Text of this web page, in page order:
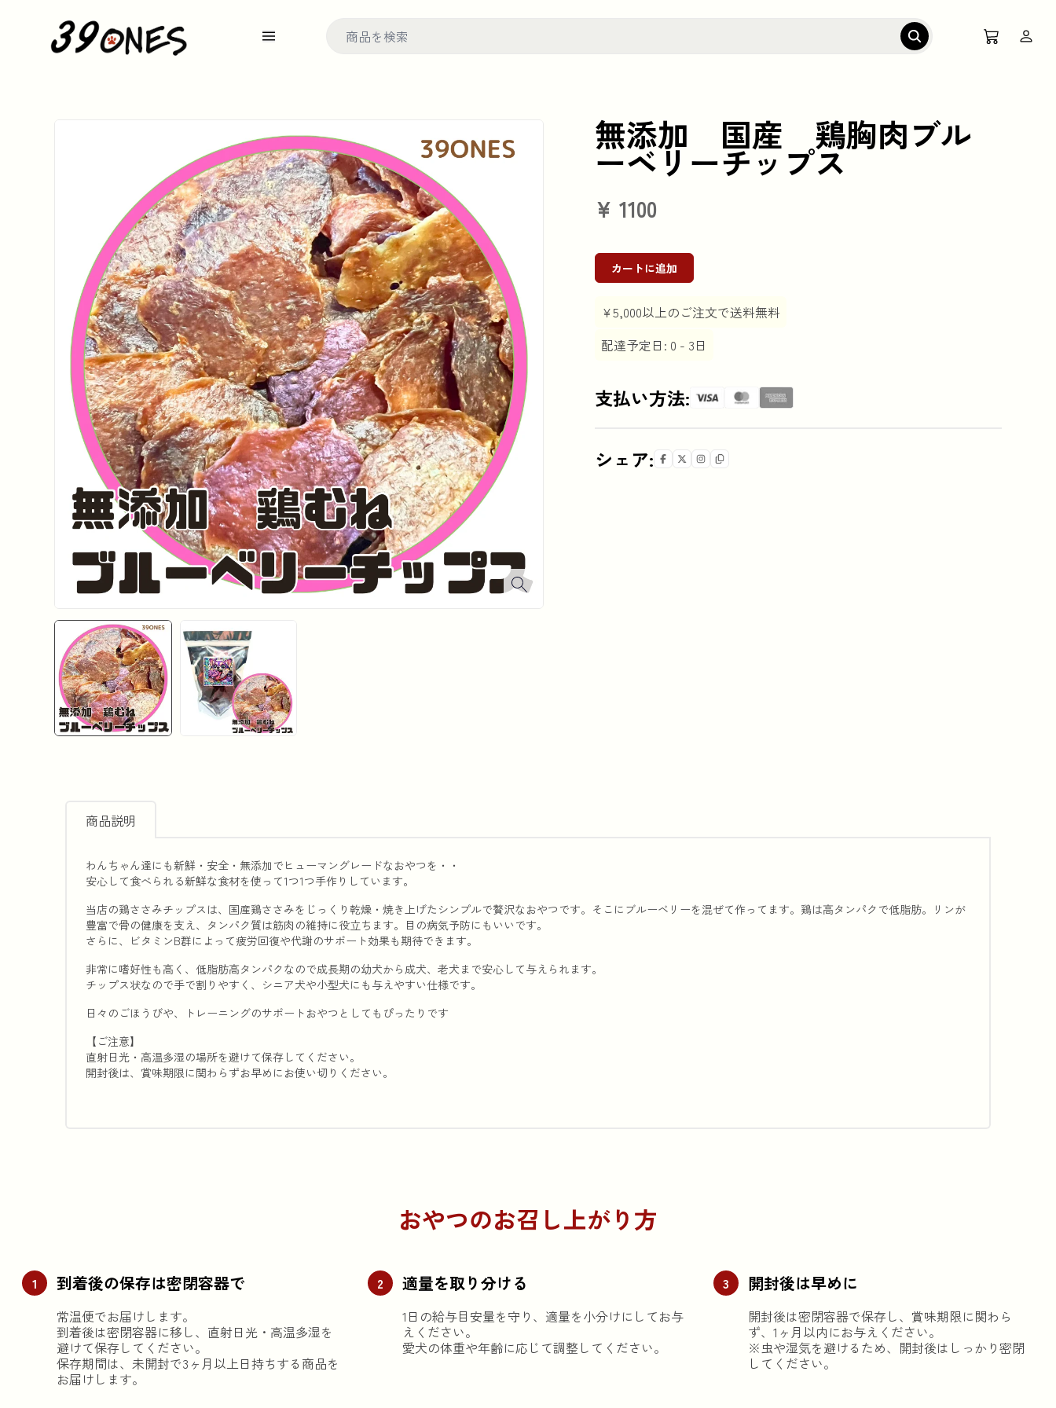
無添加 国産 鶏胸肉ブル
ーベリーチップス
¥ 1100
カートに追加
¥5,000以上のご注文で送料無料
配達予定日: 0 - 3日
支払い方法:
シェア:
商品説明
わんちゃん達にも新鮮・安全・無添加でヒューマングレードなおやつを・・
安心して食べられる新鮮な食材を使って1つ1つ手作りしています。
当店の鶏ささみチップスは、国産鶏ささみをじっくり乾燥・焼き上げたシンプルで贅沢なおやつです。そこにブルーベリーを混ぜて作ってます。鶏は高タンパクで低脂肪。リンが
豊富で骨の健康を支え、タンパク質は筋肉の維持に役立ちます。目の病気予防にもいいです。
さらに、ビタミンB群によって疲労回復や代謝のサポート効果も期待できます。
非常に嗜好性も高く、低脂肪高タンパクなので成長期の幼犬から成犬、老犬まで安心して与えられます。
チップス状なので手で割りやすく、シニア犬や小型犬にも与えやすい仕様です。
日々のごほうびや、トレーニングのサポートおやつとしてもぴったりです
【ご注意】
直射日光・高温多湿の場所を避けて保存してください。
開封後は、賞味期限に関わらずお早めにお使い切りください。
おやつのお召し上がり方
1 到着後の保存は密閉容器で
常温便でお届けします。
到着後は密閉容器に移し、直射日光・高温多湿を
避けて保存してください。
保存期間は、未開封で3ヶ月以上日持ちする商品を
2 適量を取り分ける
1日の給与目安量を守り、適量を小分けにしてお与
えください。
3 開封後は早めに
開封後は密閉容器で保存し、賞味期限に関わら
ず、1ヶ月以内にお与えください。
※虫や湿気を避けるため、開封後はしっかり密閉